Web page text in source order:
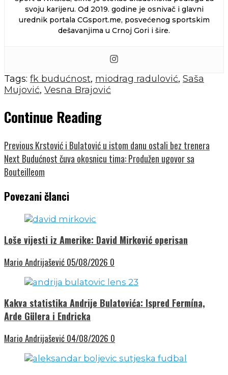
svoju karijeru. Od 2019. godine je osnivač i glavni
urednik portala CGsport.me, posvećenog sportskim
dešavanjima u Crnoj Gori i šire.
Tags: fk budućnost, miodrag radulović, Saša
Mujović, Vesna Brajović
Continue Reading
PreviousKrstović i Bulatović u istom danu ostali bez trenera
Next Budućnost čuva okosnicu tima: Produžen ugovor sa
Bouteilleom
Povezani članci
Loše vijesti iz Amerike: David Mirković operisan
Mario Andrijašević 05/08/2026 0
Kakva statistika Andrije Bulatovića: Ispred Fermína,
Arde Gülera i Endricka
Mario Andrijašević 04/08/2026 0